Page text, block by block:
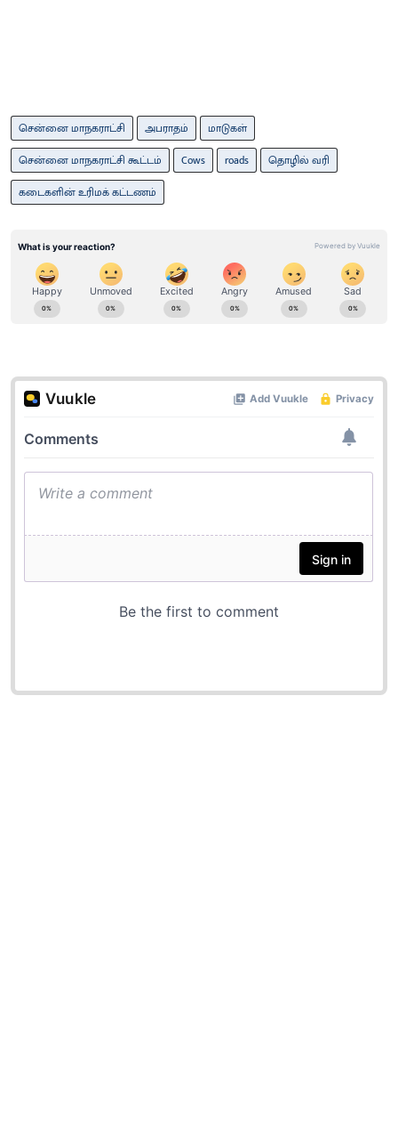
சென்னை மாநகராட்சி அபராதம்
மாடுகள்
சென்னை மாநகராட்சி கூட்டம்
Cows roads
தொழில் வரி
கடைகளின் உரிமக் கட்டணம்